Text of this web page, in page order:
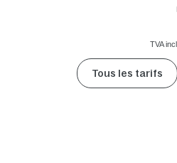
TVA
Tous les tarifs